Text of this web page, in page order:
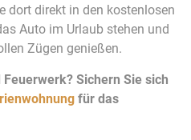
dort direkt in den kostenlosen
Auto im Urlaub stehen und
Zügen genießen.
Sichern Sie sich
für das